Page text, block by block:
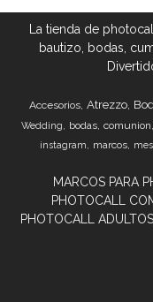
La tienda de
bautizo, bodas,
Accesorios Atrezzo
Wedding bodas comunion
instagram marcos
MARCOS PARA
PHOTOCALL
PHOTOCALL ADULTOS